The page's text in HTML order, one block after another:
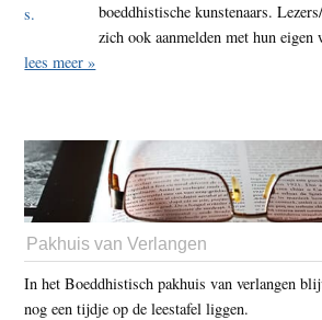
boeddhistische kunstenaars.
zich ook aanmelden met hun eigen
lees meer »
Pakhuis van Verlangen
In het Boeddhistisch pakhuis van verlangen
nog een tijdje op de leestafel liggen.